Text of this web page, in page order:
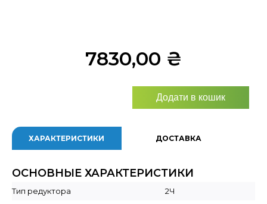
7830,00 ₴
Додати в кошик
ХАРАКТЕРИСТИКИ ДОСТАВКА
ОСНОВНЫЕ ХАРАКТЕРИСТИКИ
Тип редуктора
2Ч